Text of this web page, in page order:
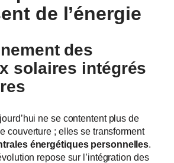
de l’énergie
des
solaires intégrés
ne se contentent plus de
couverture ; elles se transforment
énergétiques personnelles.
repose sur l’intégration des